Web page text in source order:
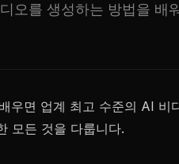
오를 생성하는 방법을 배
면 업계 최고 수준의 AI 비
모든 것을 다룹니다.